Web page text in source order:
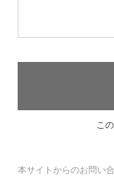
こ
本サイトからのお問い